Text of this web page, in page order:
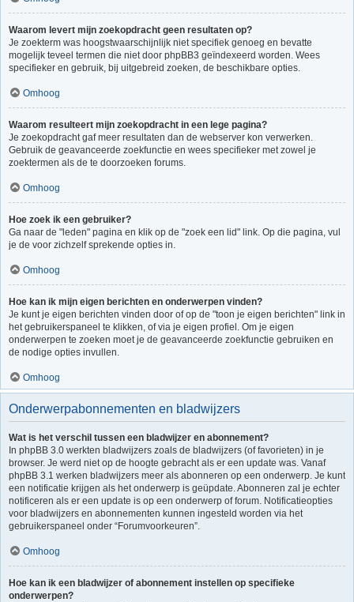
Waarom levert mijn zoekopdracht geen resultaten op?
Je zoekterm was hoogstwaarschijnlijk niet specifiek genoeg en bevatte
mogelijk teveel termen die niet door phpBB3 geïndexeerd worden. Wees
specifieker en gebruik, bij uitgebreid zoeken, de beschikbare opties.
Omhoog
Waarom resulteert mijn zoekopdracht in een lege pagina?
Je zoekopdracht gaf meer resultaten dan de webserver kon verwerken.
Gebruik de geavanceerde zoekfunctie en wees specifieker met zowel je
zoektermen als de te doorzoeken forums.
Omhoog
Hoe zoek ik een gebruiker?
Ga naar de "leden" pagina en klik op de "zoek een lid" link. Op die pagina, vul
je de voor zichzelf sprekende opties in.
Omhoog
Hoe kan ik mijn eigen berichten en onderwerpen vinden?
Je kunt je eigen berichten vinden door of op de "toon je eigen berichten" link in
het gebruikerspaneel te klikken, of via je eigen profiel. Om je eigen
onderwerpen te zoeken moet je de geavanceerde zoekfunctie gebruiken en
de nodige opties invullen.
Omhoog
Onderwerpabonnementen en bladwijzers
Wat is het verschil tussen een bladwijzer en abonnement?
In phpBB 3.0 werkten bladwijzers zoals de bladwijzers (of favorieten) in je
browser. Je werd niet op de hoogte gebracht als er een update was. Vanaf
phpBB 3.1 werken bladwijzers meer als abonneren op een onderwerp. Je kunt
een notificatie krijgen als het onderwerp is geüpdate. Abonneren zal je echter
notificeren als er een update is op een onderwerp of forum. Notificatieopties
voor bladwijzers en abonnementen kunnen ingesteld worden via het
gebruikerspaneel onder “Forumvoorkeuren”.
Omhoog
Hoe kan ik een bladwijzer of abonnement instellen op specifieke
onderwerpen?